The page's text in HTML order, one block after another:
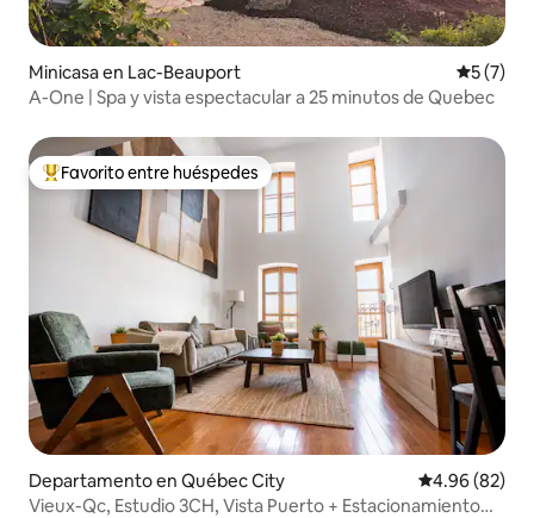
Minicasa en Lac-Beauport
5 (7)
A-One | Spa y vista espectacular a 25 minutos de Quebec
De los mejores en Favorito entre huéspedes
Favorito entre huéspedes
Departamento en Québec City Calificación
4.96 (82)
Vieux-Qc, Estudio 3CH, Vista Puerto + Estacionamiento